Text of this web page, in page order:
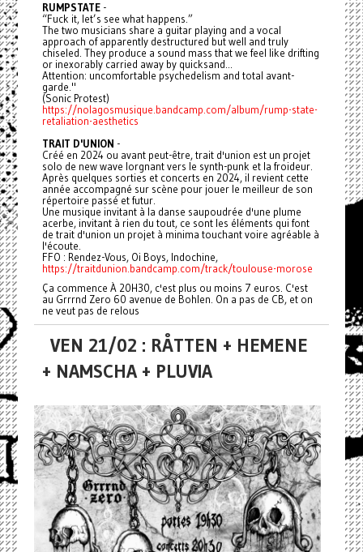
RUMPSTATE-
“Fuck it, let’s see what happens.”
The two musicians share a guitar playing and a vocal
approach of apparently destructured but well and truly
chiseled. They produce a sound mass that we feel like drifting
or inexorably carried away by quicksand...
Attention: uncomfortable psychedelism and total avant-
garde."
(Sonic Protest)
https://nolagosmusique.bandcamp.com/album/rump-state-
retaliation-aesthetics
TRAIT D'UNION -
Créé en 2024 ou avant peut-être, trait d'union est un projet
solo de new wave lorgnant vers le synth-punk et la froideur.
Après quelques sorties et concerts en 2024, il revient cette
année accompagné sur scène pour jouer le meilleur de son
répertoire passé et futur.
Une musique invitant à la danse saupoudrée d'une plume
acerbe, invitant à rien du tout, ce sont les éléments qui font
de trait d'union un projet à minima touchant voire agréable à
l'écoute.
FFO : Rendez-Vous, Oi Boys, Indochine,
https://traitdunion.bandcamp.com/track/toulouse-morose
Ça commence À 20H30, c'est plus ou moins 7 euros. C'est
au Grrrnd Zero 60 avenue de Bohlen. On a pas de CB, et on
ne veut pas de relous
VEN 21/02 : RÅTTEN + HEMENE
+ NAMSCHA + PLUVIA